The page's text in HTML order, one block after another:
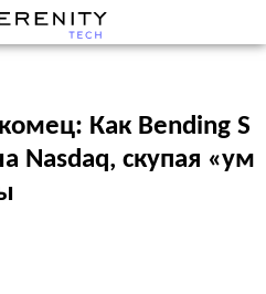
Как Bending S
Nasdaq, скупая «ум